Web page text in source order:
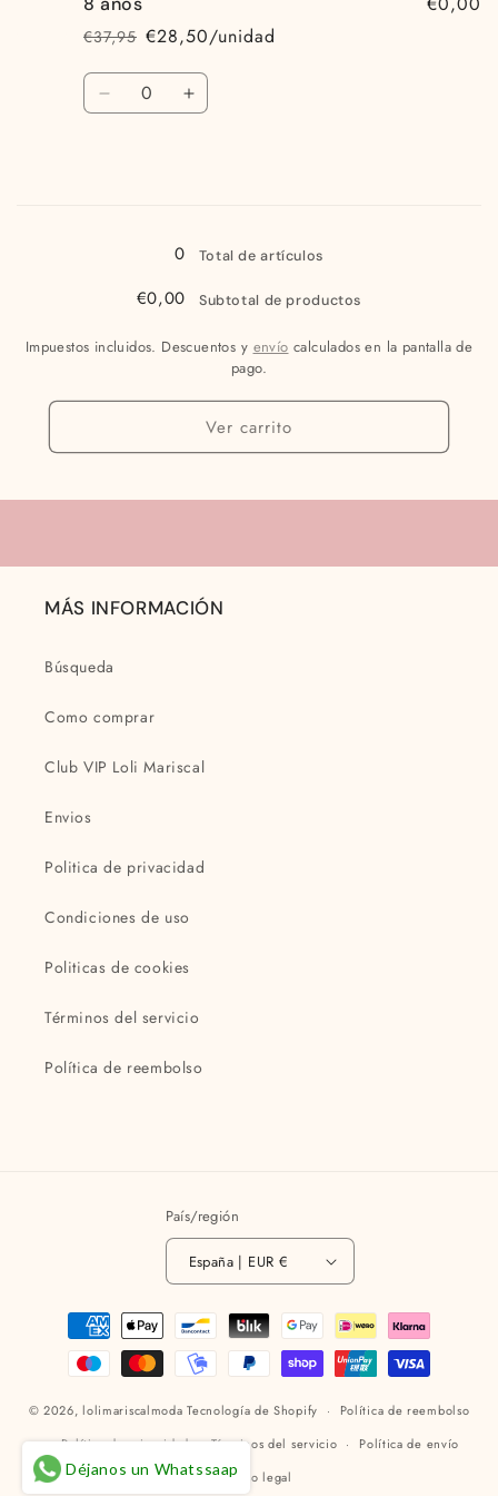
años
años
Precio
habitual
€37,95
Precio
de
oferta
€28,50/unidad
Cantidad
Reducir
Aumentar
0
Total de artículos
€0,00 Subtotal de productos
Impuestos incluidos. Descuentos y envío calculados en la pantalla de
pago.
Ver carrito
MÁS INFORMACIÓN
Búsqueda
Como comprar
Club VIP Loli Mariscal
Envios
Politica de privacidad
Condiciones de uso
Politicas de cookies
Términos del servicio
Política de reembolso
País/región
España | EUR €
Formas
pago
© 2026,lolimariscalmoda Tecnología de Shopify
Política de reembolso
Política de privacidad
Términos del servicio
Política de envío
Aviso legal
Déjanos un Whatssaap